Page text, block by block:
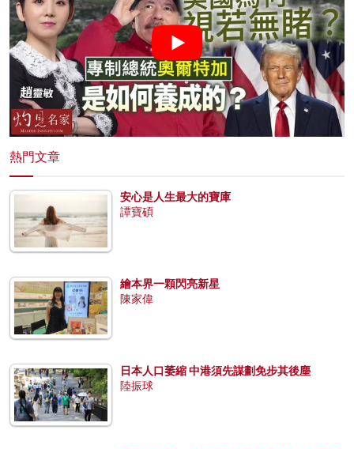
熱門文章
安心是人生最大的寶庫
譚寶碩
繪本界一顆閃亮新星
陳家偉
日本人口萎縮 中港須先謀劃免步其後塵
陸振球